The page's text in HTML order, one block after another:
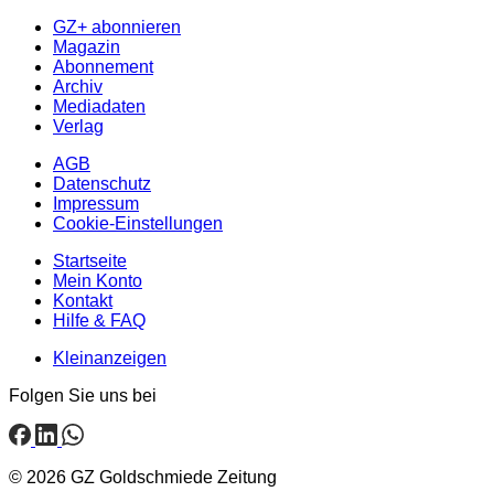
GZ+ abonnieren
Magazin
Abonnement
Archiv
Mediadaten
Verlag
AGB
Datenschutz
Impressum
Cookie-Einstellungen
Startseite
Mein Konto
Kontakt
Hilfe & FAQ
Kleinanzeigen
Folgen Sie uns bei
© 2026 GZ Goldschmiede Zeitung